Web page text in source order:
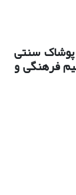
پوشاک سنتی
فرهنگی و